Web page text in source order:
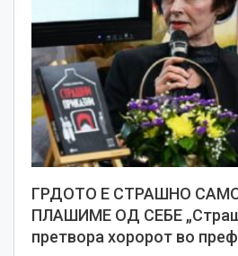
ГРДОТО Е СТРАШНО
ПЛАШИМЕ ОД СЕБЕ
претвора хоророт во